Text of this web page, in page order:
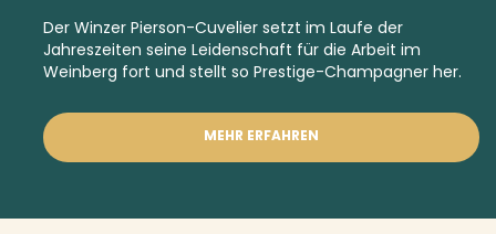
Der Winzer Pierson-Cuvelier setzt im Laufe der
Jahreszeiten seine Leidenschaft für die Arbeit im
Weinberg fort und stellt so Prestige-Champagner her.
MEHR ERFAHREN